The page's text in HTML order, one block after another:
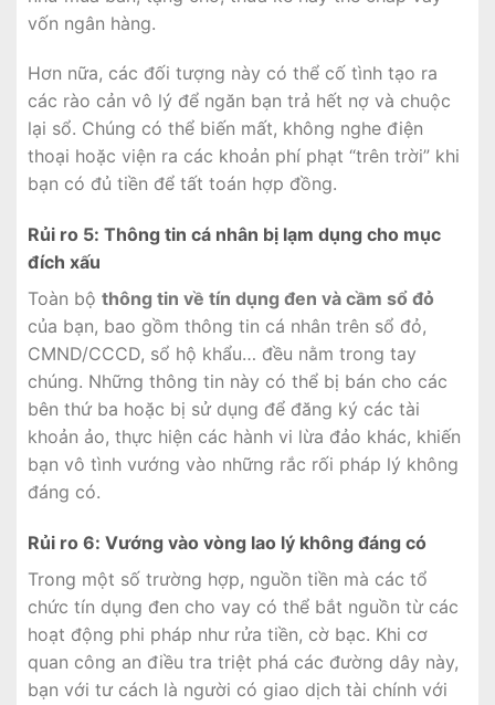
vốn ngân hàng.
Hơn nữa, các đối tượng này có thể cố tình tạo ra
các rào cản vô lý để ngăn bạn trả hết nợ và chuộc
lại sổ. Chúng có thể biến mất, không nghe điện
thoại hoặc viện ra các khoản phí phạt “trên trời” khi
bạn có đủ tiền để tất toán hợp đồng.
Rủi ro 5: Thông tin cá nhân bị lạm dụng cho mục
đích xấu
Toàn bộ thông tin về tín dụng đen và cầm sổ đỏ
của bạn, bao gồm thông tin cá nhân trên sổ đỏ,
CMND/CCCD, sổ hộ khẩu… đều nằm trong tay
chúng. Những thông tin này có thể bị bán cho các
bên thứ ba hoặc bị sử dụng để đăng ký các tài
khoản ảo, thực hiện các hành vi lừa đảo khác, khiến
bạn vô tình vướng vào những rắc rối pháp lý không
đáng có.
Rủi ro 6: Vướng vào vòng lao lý không đáng có
Trong một số trường hợp, nguồn tiền mà các tổ
chức tín dụng đen cho vay có thể bắt nguồn từ các
hoạt động phi pháp như rửa tiền, cờ bạc. Khi cơ
quan công an điều tra triệt phá các đường dây này,
bạn với tư cách là người có giao dịch tài chính với